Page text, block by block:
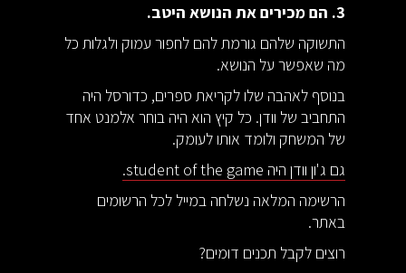
3. הם מכירים את הנושא היטב.
התשוקה שלהם גורמת להם לחפור עמוק ולגלות כל
מה שאפשר על הנושא.
בנוסף לאהבה שלו לקריאת ספרים, כדורסל היה
התחביב של וודן. כל קיץ הוא היה בוחר אלמנט אחד
של המשחק ולומד אותו לעומק.
גם ג'ון וודן היה student of the game.
הרשימה המלאה נשלחה במייל לכל הרשומים
באתר.
רוצים לקבל תכנים דומים?